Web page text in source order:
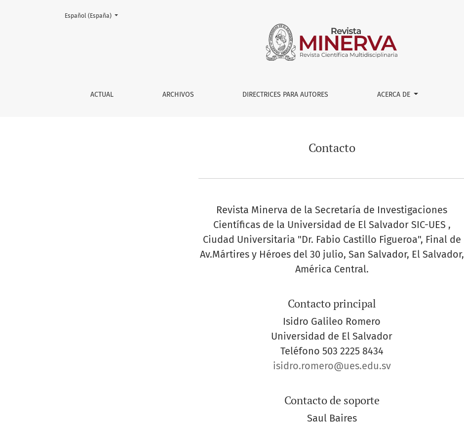
Contacto
ACTUAL ARCHIVOS DIRECTRICES PARA AUTORES ACERCA DE
Cambiar el idioma. El actual es:
Español (España)
Contacto
Revista Minerva de la Secretaría de Investigaciones
Científicas de la Universidad de El Salvador SIC-UES ,
Ciudad Universitaria "Dr. Fabio Castillo Figueroa", Final de
Av.Mártires y Héroes del 30 julio, San Salvador, El Salvador,
América Central.
Contacto principal
Isidro Galileo Romero
Universidad de El Salvador
Teléfono 503 2225 8434
isidro.romero@ues.edu.sv
Contacto de soporte
Saul Baires